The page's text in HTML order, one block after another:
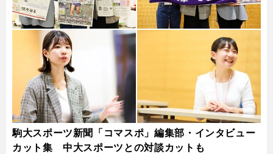
駒大スポーツ新聞「コマスポ」編集部・インタビュー
カット集 中大スポーツとの対談カットも